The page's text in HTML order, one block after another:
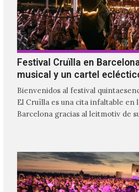
Festival Cruïlla en
musical y un cartel
Bienvenidos al festival
El Cruïlla es una cita infaltable en
Barcelona gracias al leitmotiv de